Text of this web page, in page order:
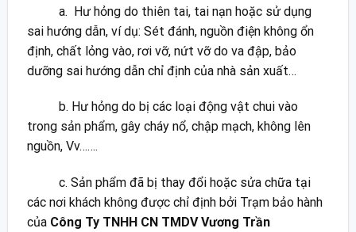
a. Hư hỏng do thiên tai, tai nạn hoặc sử dụng
sai hướng dẫn, ví dụ: Sét đánh, nguồn điện không ổn
định, chất lỏng vào, rơi vỡ, nứt vỡ do va đập, bảo
dưỡng sai hướng dẫn chỉ định của nhà sản xuất…
b. Hư hỏng do bị các loại động vật chui vào
trong sản phẩm, gây cháy nổ, chập mạch, không lên
nguồn, Vv…….
c. Sản phẩm đã bị thay đổi hoặc sửa chữa tại
các nơi khách không được chỉ định bởi Trạm bảo hành
của Công Ty TNHH CN TMDV Vương Trần